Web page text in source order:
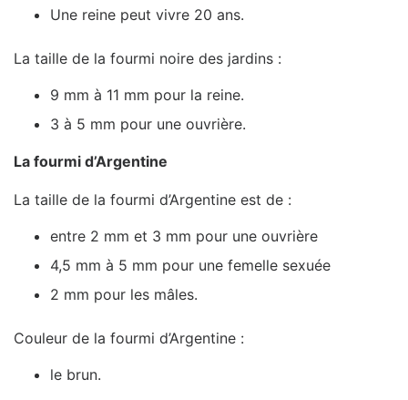
Une reine peut vivre 20 ans.
La taille de la fourmi noire des jardins :
9 mm à 11 mm pour la reine.
3 à 5 mm pour une ouvrière.
La fourmi d’Argentine
La taille de la fourmi d’Argentine est de :
entre 2 mm et 3 mm pour une ouvrière
4,5 mm à 5 mm pour une femelle sexuée
2 mm pour les mâles.
Couleur de la fourmi d’Argentine :
le brun.